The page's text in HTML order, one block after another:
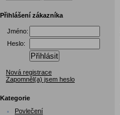
Přihlášení zákazníka
Jméno:
Heslo:
Přihlásit
Nová registrace
Zapomněl(a) jsem heslo
Kategorie
Povlečení